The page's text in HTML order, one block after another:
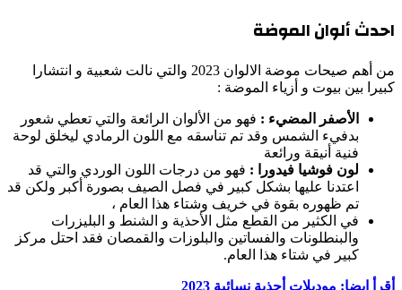
احدث ألوان الموضة
من أهم صيحات موضة الالوان 2023 والتي نالت شعبية و انتشارا
كبيرا بين بيوت و أزياء الموضة :
الأصفر المضيء : فهو من الألوان الرائعة والتي تعطي شعور
بدفيء الشمس وقد تم تناسقه مع اللون الرمادي ليخلق لوحة
فنية أنيقة ورائعة
لون فوشيا فيدورا : فهو من درجات اللون الوردي والتي قد
اعتدنا عليها بشكل كبير في فصل الصيف بصورة أكبر ولكن قد
تم ظهوره بقوة في خريف وشتاء هذا العام ،
في الكثير من القطع مثل الأحذية و الشنط و البليزرات
والبنطلونات والفساتين والبلوزات والقمصان فقد احتل مركز
كبير في شتاء هذا العام.
أقرأ ايضا: موديلات أحذية نسائية 2023